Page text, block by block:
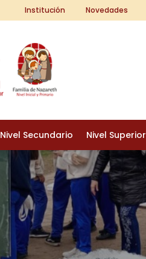
Institución Novedades
Nivel Secundario Nivel Superior